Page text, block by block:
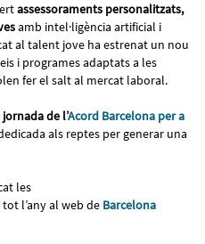
assessoraments personalitzats,
amb intel·ligència artificial i
al talent jove ha estrenat un nou
i programes adaptats a les
fer el salt al mercat laboral.
de l’Acord Barcelona per a
als reptes per generar una
les
l’any al web de Barcelona